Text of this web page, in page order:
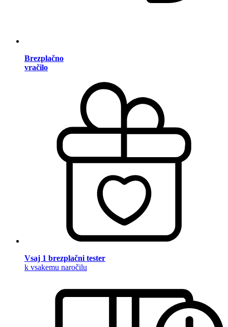
Brezplačno
vračilo
Vsaj 1 brezplačni tester
k vsakemu naročilu